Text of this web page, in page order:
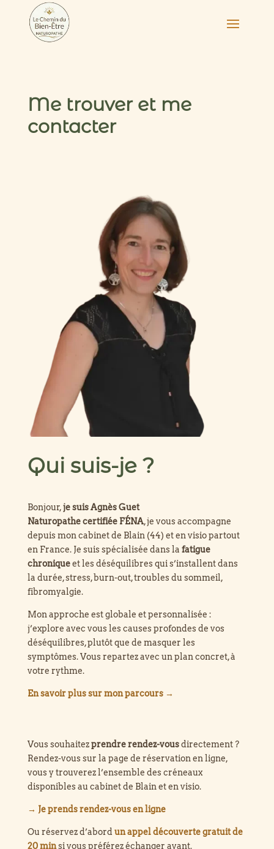
Me trouver et me
contacter
Qui suis-je ?
Bonjour,je suis Agnès Guet
Naturopathe certifiée FÉNA, je vous accompagne
depuis mon cabinet de Blain (44) et en visio partout
en France. Je suis spécialisée dans la fatigue
chroniqueet les déséquilibres qui s’installent dans
la durée, stress, burn-out, troubles du sommeil,
fibromyalgie.
Mon approche est globale et personnalisée :
j’explore avec vous les causes profondes de vos
déséquilibres, plutôt que de masquer les
symptômes. Vous repartez avec un plan concret, à
votre rythme.
En savoir plus sur mon parcours →
Vous souhaitezprendre rendez-vousdirectement ?
Rendez-vous sur la page de réservation en ligne,
vous y trouverez l’ensemble des créneaux
disponibles au cabinet de Blain et en visio.
→ Je prends rendez-vous en ligne
Ou réservez d’abord un appel découverte gratuit de
20 minsi vous préférez échanger avant.